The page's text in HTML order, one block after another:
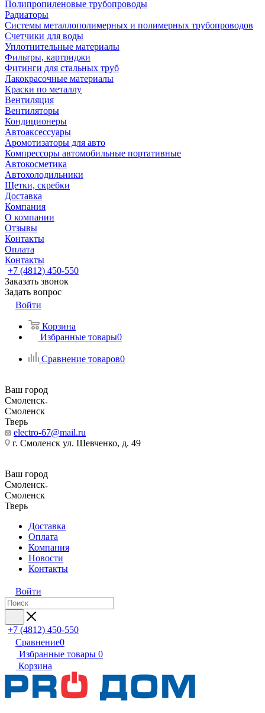
Полипропиленовые трубопроводы
Радиаторы
Системы металлополимерных и полимерных трубопроводов
Счетчики для воды
Уплотнительные материалы
Фильтры, картриджи
Фитинги для стальных труб
Лакокрасочные материалы
Краски по металлу
Вентиляция
Вентиляторы
Кондиционеры
Автоаксессуары
Аромотизаторы для авто
Компрессоры автомобильные портативные
Автокосметика
Автохолодильники
Щетки, скребки
Доставка
Компания
О компании
Отзывы
Контакты
Оплата
Контакты
+7 (4812) 450-550
Заказать звонок
Задать вопрос
Войти
Корзина
Избранные товары0
Сравнение товаров0
Ваш город
Смоленск
Смоленск
Тверь
electro-67@mail.ru
г. Смоленск ул. Шевченко, д. 49
Ваш город
Смоленск
Смоленск
Тверь
Доставка
Оплата
Компания
Новости
Контакты
Войти
+7 (4812) 450-550
Сравнение0
Избранные товары 0
Корзина